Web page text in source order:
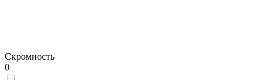
Скромность
0